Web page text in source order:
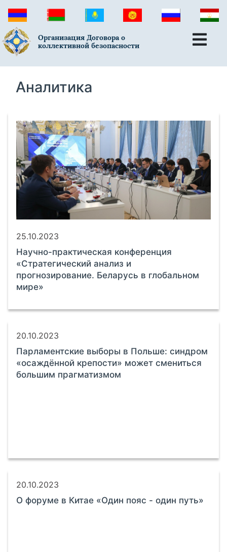
Организация Договора о
коллективной безопасности
Аналитика
25.10.2023
Научно-практическая конференция
«Стратегический анализ и
прогнозирование. Беларусь в глобальном
мире»
20.10.2023
Парламентские выборы в Польше: синдром
«осаждённой крепости» может смениться
большим прагматизмом
20.10.2023
О форуме в Китае «Один пояс - один путь»